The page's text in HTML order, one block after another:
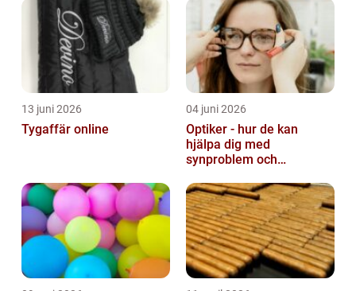
13 juni 2026
Tygaffär online
04 juni 2026
Optiker - hur de kan
hjälpa dig med
synproblem och